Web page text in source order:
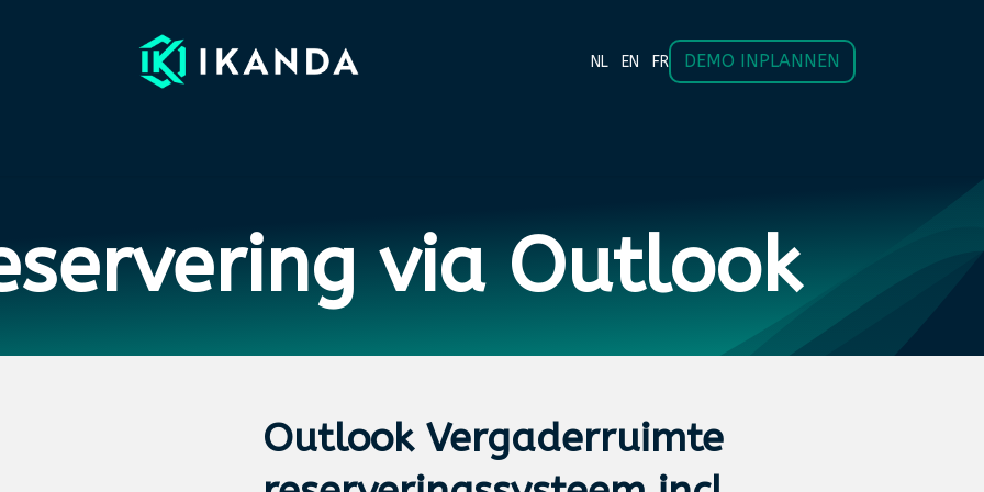
NL EN FR DEMO INPLANNEN
via Outlook
OutlookVergaderruimte